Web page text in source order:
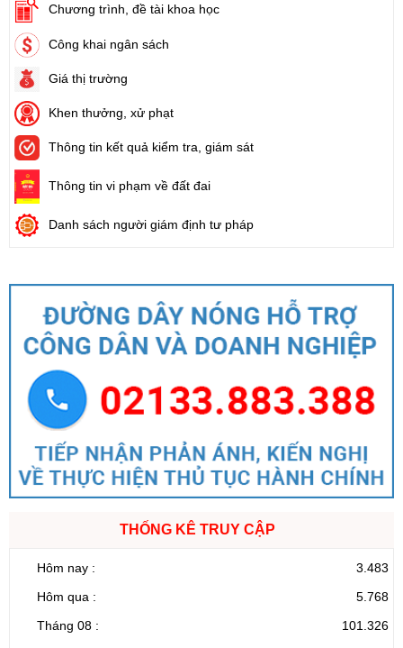
Chương trình, đề tài khoa học
Công khai ngân sách
Giá thị trường
Khen thưởng, xử phạt
Thông tin kết quả kiểm tra, giám sát
Thông tin vi phạm về đất đai
Danh sách người giám định tư pháp
THỐNG KÊ TRUY CẬP
Hôm nay :
3.483
Hôm qua :
5.768
Tháng 08 :
101.326